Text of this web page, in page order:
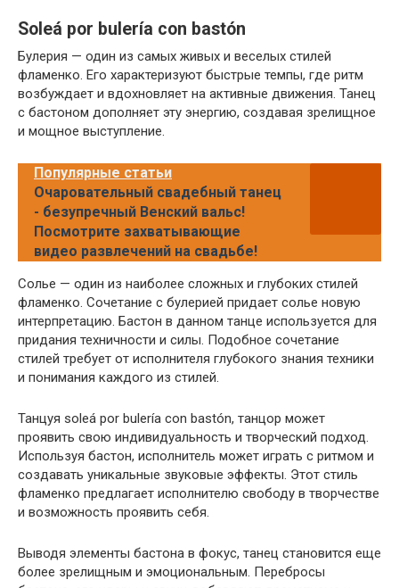
Soleá por bulería con bastón
Булерия — один из самых живых и веселых стилей
фламенко. Его характеризуют быстрые темпы, где ритм
возбуждает и вдохновляет на активные движения. Танец
с бастоном дополняет эту энергию, создавая зрелищное
и мощное выступление.
Популярные статьи
Очаровательный свадебный танец
- безупречный Венский вальс!
Посмотрите захватывающие
видео развлечений на свадьбе!
Солье — один из наиболее сложных и глубоких стилей
фламенко. Сочетание с булерией придает солье новую
интерпретацию. Бастон в данном танце используется для
придания техничности и силы. Подобное сочетание
стилей требует от исполнителя глубокого знания техники
и понимания каждого из стилей.
Танцуя soleá por bulería con bastón, танцор может
проявить свою индивидуальность и творческий подход.
Используя бастон, исполнитель может играть с ритмом и
создавать уникальные звуковые эффекты. Этот стиль
фламенко предлагает исполнителю свободу в творчестве
и возможность проявить себя.
Выводя элементы бастона в фокус, танец становится еще
более зрелищным и эмоциональным. Перебросы